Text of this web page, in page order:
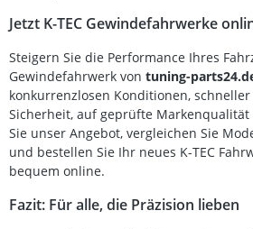
Jetzt K-TEC Gewindefahrwerke
Steigern Sie die Performance Ihres
Gewindefahrwerk von tuning-
konkurrenzlosen Konditionen,
Sicherheit, auf geprüfte Markenqualität
Sie unser Angebot, vergleichen Sie
und bestellen Sie Ihr neues K-TEC
bequem online.
Fazit: Für alle, die Präzision lieben